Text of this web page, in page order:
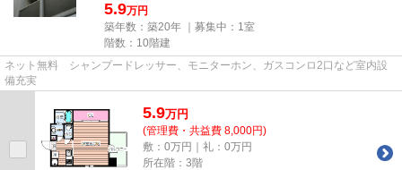
5.9万円
築年数：築20年 ｜募集中： 1室
階数：10階建
ネット無料 シャンプードレッサー、モニターホン、ガスコンロ2口など室内設
備充実
5.9万円
(管理費・共益費 8,000円)
敷：0万円｜礼：0万円
所在階：3階